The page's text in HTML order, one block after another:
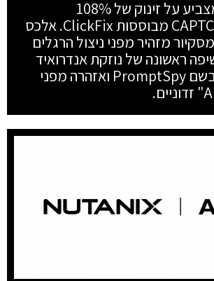
Quishing), ומצביע על זינוק של 108%
במלכודות CAPTCHA מבוססות ClickFix. אלכס
מזהיר מפני ניצול הרגלים
ראשונה של נוזקת אנדרואיד
המונעת ב-AI בשם PromptSpy ואזהרה מפני